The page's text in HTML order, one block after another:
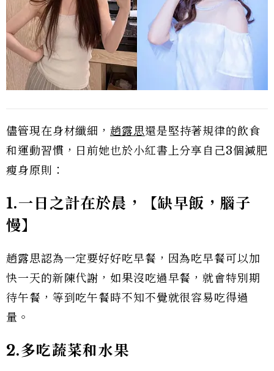
儘管現在身材纖細，趙露思還是堅持著規律的飲食
和運動習慣，日前她也於小紅書上分享自己3個減肥
瘦身原則：
1.一日之計在於晨，【缺早飯，腦子
慢】
趙露思認為一定要好好吃早餐，因為吃早餐可以加
快一天的新陳代謝，如果沒吃過早餐，就會特別期
待午餐，等到吃午餐時不知不覺就很容易吃得過
量。
2.多吃蔬菜和水果